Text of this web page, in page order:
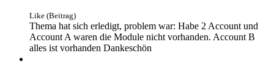
Like (Beitrag)
Thema hat sich erledigt, problem war: Habe 2 Account und
Account A waren die Module nicht vorhanden. Account B
alles ist vorhanden Dankeschön